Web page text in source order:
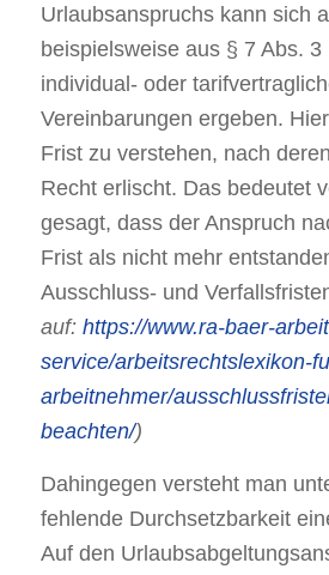
Urlaubsanspruchs kann sich
beispielsweise aus § 7 Abs.
individual- oder
Vereinbarungen ergeben.
Frist zu verstehen, nach
Recht erlischt. Das bedeutet
gesagt, dass der Anspruch
Frist als nicht mehr
Ausschluss- und
auf: https://www.ra-baer-
service/arbeitsrechtslexikon-
arbeitnehmer/
beachten/)
Dahingegen versteht man
fehlende Durchsetzbarkeit
Auf den